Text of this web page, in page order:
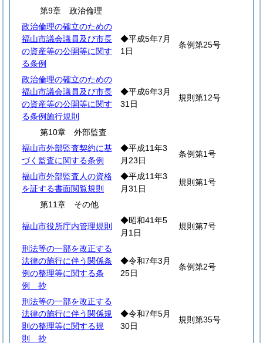
第9章 政治倫理
政治倫理の確立のための
福山市議会議員及び市長
の資産等の公開等に関す
る条例
◆平成5年7月
1日
条例第25号
政治倫理の確立のための
福山市議会議員及び市長
の資産等の公開等に関す
る条例施行規則
◆平成6年3月
31日
規則第12号
第10章 外部監査
福山市外部監査契約に基
づく監査に関する条例
◆平成11年3
月23日
条例第1号
福山市外部監査人の資格
を証する書面閲覧規則
◆平成11年3
月31日
規則第1号
第11章 その他
福山市役所庁内管理規則
◆昭和41年5
月1日
規則第7号
刑法等の一部を改正する
法律の施行に伴う関係条
例の整理等に関する条
例 抄
◆令和7年3月
25日
条例第2号
刑法等の一部を改正する
法律の施行に伴う関係規
則の整理等に関する規
則 抄
◆令和7年5月
30日
規則第35号